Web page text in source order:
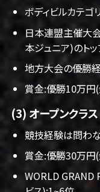
ボディビルカテ
日本連盟主催大
本ジュニア)のト
地方大会の優勝
賞金:優勝10万円
(3) オープンクラス
競技経験は問わ
賞金:優勝30万円
WORLD GRAND